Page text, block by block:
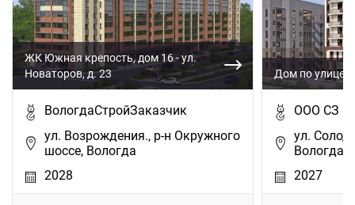
ЖК Южная крепость, дом 16 - ул.
Новаторов, д. 23
ВологдаСтройЗаказчик
ул. Возрождения., р-н Окружного
шоссе, Вологда
2028
Дом по улице
ООО СЗ
ул.
Вологда
2027